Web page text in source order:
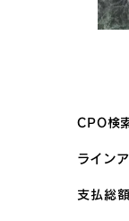
CPO検
ライン
支払総